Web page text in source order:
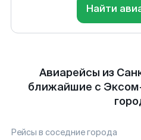
Найти
Авиарейсы из
ближайшие с
Рейсы в соседние города